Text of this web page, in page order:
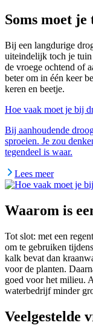
Soms moet je
Bij een langdurige
uiteindelijk toch je tuin
de vroege ochtend of
beter om in één keer
keren en beetje.
Hoe vaak moet je bij
Bij aanhoudende
sproeien. Je zou
tegendeel is waar.
Lees meer
Waarom is
Tot slot: met een
om te gebruiken
kalk bevat dan
voor de planten.
goed voor het milieu.
waterbedrijf minder
Veelgestelde